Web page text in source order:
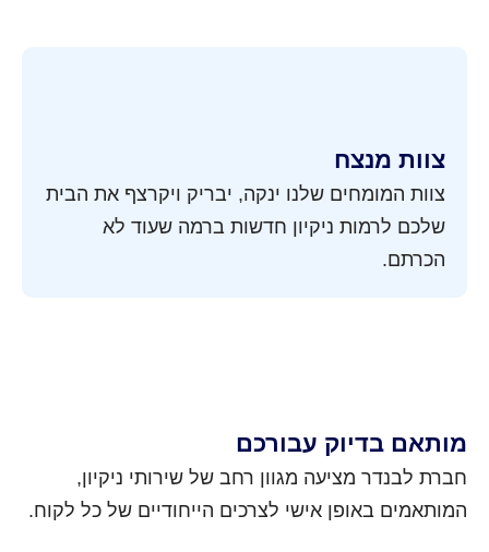
צוות מנצח
צוות המומחים שלנו ינקה, יבריק ויקרצף את הבית
שלכם לרמות ניקיון חדשות ברמה שעוד לא
הכרתם.
מותאם בדיוק עבורכם
חברת לבנדר מציעה מגוון רחב של שירותי ניקיון,
המותאמים באופן אישי לצרכים הייחודיים של כל לקוח.